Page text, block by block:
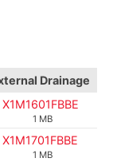
Drainage
X1M1601FBBE
1 MB
X1M1701FBBE
1 MB